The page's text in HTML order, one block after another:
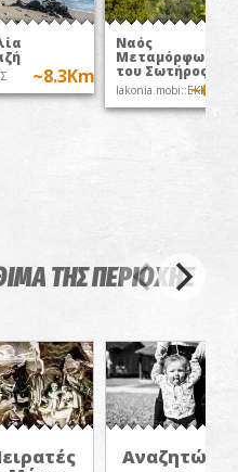
~8.3Km
Ναός
Μεταμόρφωσης
του Σωτήρος
ΤΗΣ ΠΕΡΙΟΧΗΣ